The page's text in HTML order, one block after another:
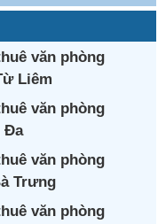
văn phòng
Liêm
văn phòng
Đa
văn phòng
Trưng
văn phòng